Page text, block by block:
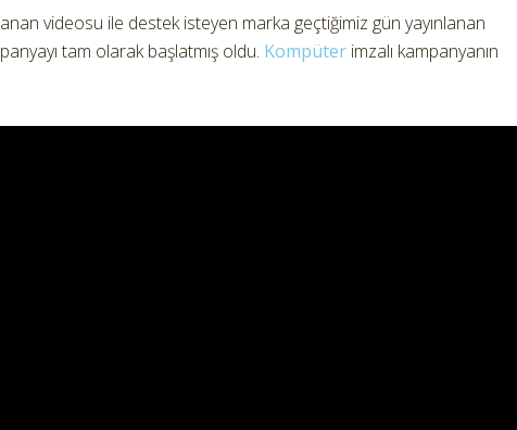
videosu ile destek isteyen marka geçtiğimiz gün yayınlanan
tam olarak başlatmış oldu. Kompüter imzalı kampanyanın